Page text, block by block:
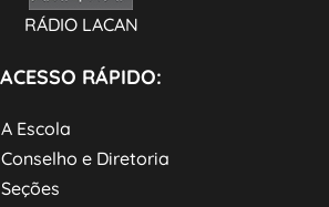
RÁDIO LACAN
ACESSO RÁPIDO:
A Escola
Conselho e Diretoria
Seções